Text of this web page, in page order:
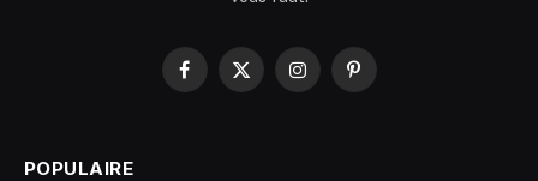
Facebook
X
InstagramPinterest
POPULAIRE